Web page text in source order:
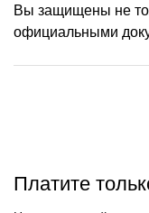
Вы защищены не
официальными
Платите